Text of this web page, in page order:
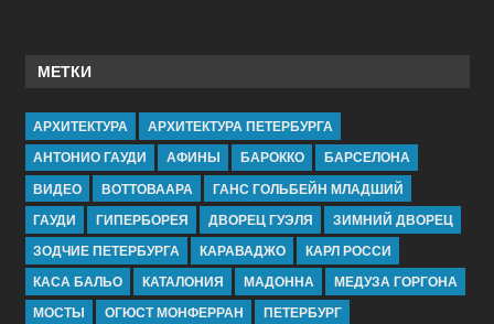
МЕТКИ
АРХИТЕКТУРА
АРХИТЕКТУРА ПЕТЕРБУРГА
АНТОНИО ГАУДИ
АФИНЫ БАРОККО
БАРСЕЛОНА
ВИДЕО
ВОТТОВААРА
ГАНС ГОЛЬБЕЙН МЛАДШИЙ
ГАУДИ
ГИПЕРБОРЕЯ ДВОРЕЦ ГУЭЛЯ
ЗИМНИЙ ДВОРЕЦ
ЗОДЧИЕ ПЕТЕРБУРГА
КАРАВАДЖО
КАРЛ РОССИ
КАСА БАЛЬО
КАТАЛОНИЯ МАДОННА
МЕДУЗА ГОРГОНА
МОСТЫ
ОГЮСТ МОНФЕРРАН ПЕТЕРБУРГ